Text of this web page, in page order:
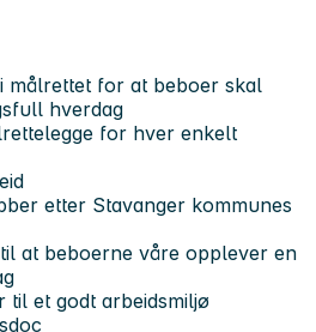
målrettet for at beboer skal
hverdag
for hver enkelt
etter Stavanger kommunes
at beboerne våre opplever en
til et godt arbeidsmiljø